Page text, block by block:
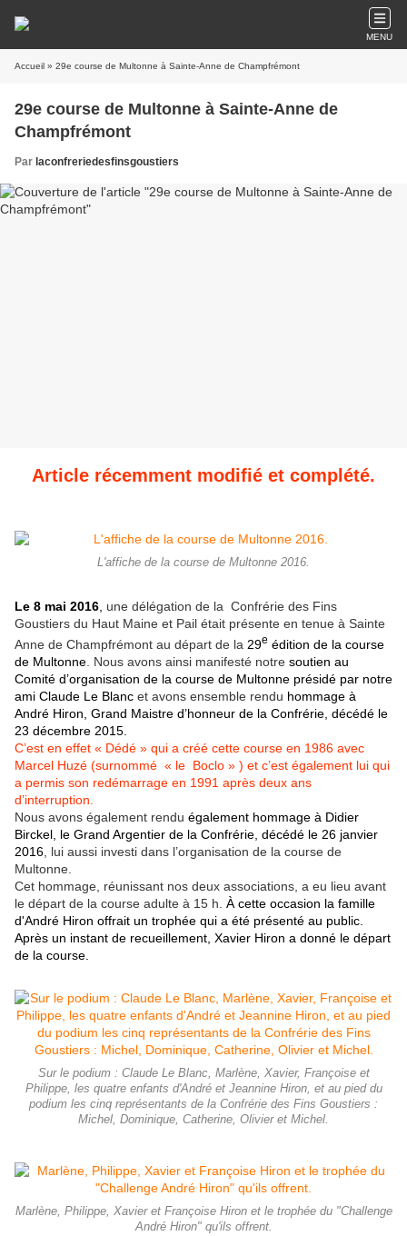
MENU
Accueil » 29e course de Multonne à Sainte-Anne de Champfrémont
29e course de Multonne à Sainte-Anne de
Champfrémont
Par laconfreriedesfinsgoustiers
Article récemment modifié et complété.
L'affiche de la course de Multonne 2016.
Le 8 mai 2016 une délégation de la Confrérie des Fins
Goustiers du Haut Maine et Pail était présente en tenue à Sainte
Anne de Champfrémont au départ de la 29e édition de la course
de Multonne . Nous avons ainsi manifesté notre soutien au
Comité d’organisation de la course de Multonne présidé par notre
ami Claude Le Blanc et avons ensemble rendu hommage à
André Hiron, Grand Maistre d’honneur de la Confrérie, décédé le
23 décembre 2015.
C’est en effet « Dédé » qui a créé cette course en 1986 avec
Marcel Huzé (surnommé « le Boclo » ) et c’est également lui qui
a permis son redémarrage en 1991 après deux ans
d’interruption.
Nous avons également rendu également hommage à Didier
Birckel, le Grand Argentier de la Confrérie, décédé le 26 janvier
2016 , lui aussi investi dans l’organisation de la course de
Multonne.
Cet hommage, réunissant nos deux associations, a eu lieu avant
le départ de la course adulte à 15 h. À cette occasion la famille
d'André Hiron offrait un trophée qui a été présenté au public.
Après un instant de recueillement, Xavier Hiron a donné le départ
de la course.
Sur le podium : Claude Le Blanc, Marlène, Xavier, Françoise et
Philippe, les quatre enfants d'André et Jeannine Hiron, et au pied du
podium les cinq représentants de la Confrérie des Fins Goustiers :
Michel, Dominique, Catherine, Olivier et Michel.
Marlène, Philippe, Xavier et Françoise Hiron et le trophée du "Challenge
André Hiron" qu'ils offrent.